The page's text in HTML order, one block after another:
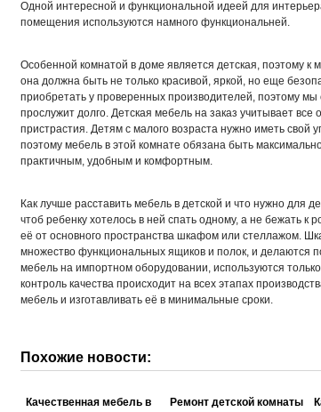
Одной интересной и функциональной идеей для
помещения используются намного функциональней.
Особенной комнатой в доме является детская, поэтому
она должна быть не только красивой, яркой, но еще
приобретать у проверенных производителей, поэтому
прослужит долго. Детская мебель на заказ учитывает
пристрастия. Детям с малого возраста нужно иметь свой
поэтому мебель в этой комнате обязана быть
практичным, удобным и комфортным.
Как лучше расставить мебель в детской и что нужно для
чтоб ребенку хотелось в ней спать одному, а не бежать к
её от основного пространства шкафом или стеллажом.
множество функциональных ящиков и полок, и делаются
мебель на импортном оборудовании, используются
контроль качества происходит на всех этапах
мебель и изготавливать её в минимальные сроки.
Похожие новости:
Качественная мебель в
Ремонт детской комнаты